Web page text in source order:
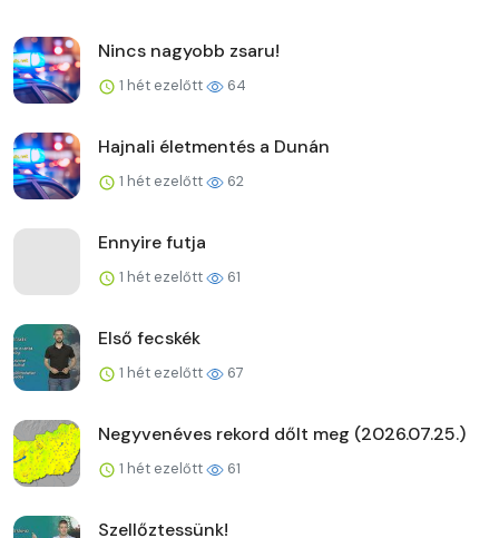
Nincs nagyobb zsaru!
1 hét ezelőtt 64
Hajnali életmentés a Dunán
1 hét ezelőtt 62
Ennyire futja
1 hét ezelőtt 61
Első fecskék
1 hét ezelőtt 67
Negyvenéves rekord dőlt meg (2026.07.25.)
1 hét ezelőtt 61
Szellőztessünk!